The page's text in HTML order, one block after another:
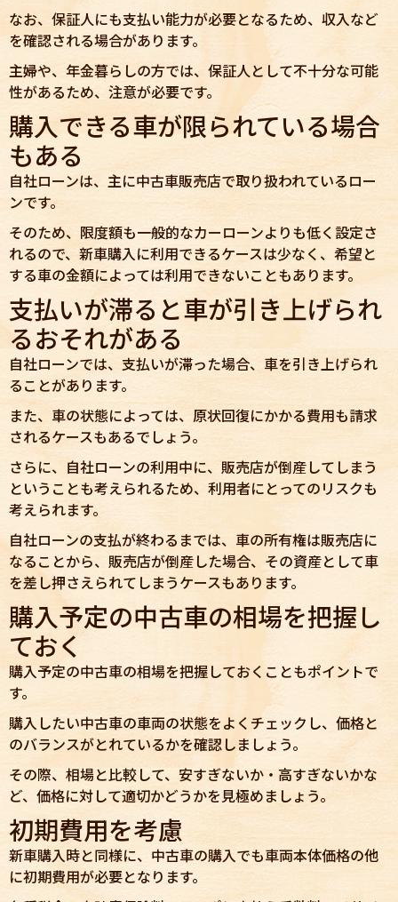
なお、保証人にも支払い能力が必要となるため、収入など
を確認される場合があります。
主婦や、年金暮らしの方では、保証人として不十分な可能
性があるため、注意が必要です。
購入できる車が限られている場合
もある
自社ローンは、主に中古車販売店で取り扱われているロー
ンです。
そのため、限度額も一般的なカーローンよりも低く設定さ
れるので、新車購入に利用できるケースは少なく、希望と
する車の金額によっては利用できないこともあります。
支払いが滞ると車が引き上げられ
るおそれがある
自社ローンでは、支払いが滞った場合、車を引き上げられ
ることがあります。
また、車の状態によっては、原状回復にかかる費用も請求
されるケースもあるでしょう。
さらに、自社ローンの利用中に、販売店が倒産してしまう
ということも考えられるため、利用者にとってのリスクも
考えられます。
自社ローンの支払が終わるまでは、車の所有権は販売店に
なることから、販売店が倒産した場合、その資産として車
を差し押さえられてしまうケースもあります。
購入予定の中古車の相場を把握し
ておく
購入予定の中古車の相場を把握しておくこともポイントで
す。
購入したい中古車の車両の状態をよくチェックし、価格と
のバランスがとれているかを確認しましょう。
その際、相場と比較して、安すぎないか・高すぎないかな
ど、価格に対して適切かどうかを見極めましょう。
初期費用を考慮
新車購入時と同様に、中古車の購入でも車両本体価格の他
に初期費用が必要となります。